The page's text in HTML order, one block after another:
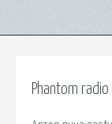
Phantom